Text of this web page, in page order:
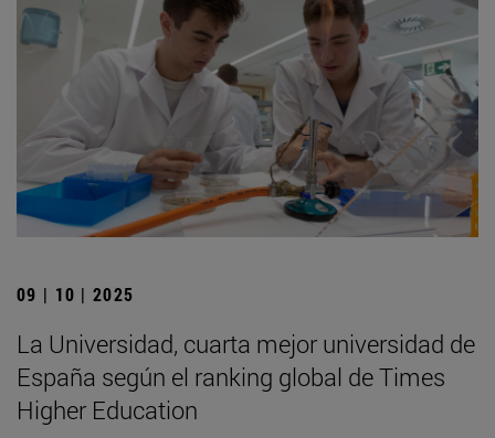
09 | 10 | 2025
La Universidad, cuarta mejor universidad de
España según el ranking global de Times
Higher Education